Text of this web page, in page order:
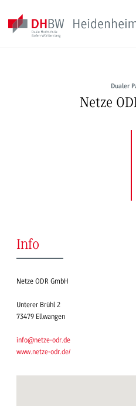
Dualer
Netze
Info
Netze ODR GmbH
Unterer Brühl 2
73479 Ellwangen
info@netze-odr.de
www.netze-odr.de/